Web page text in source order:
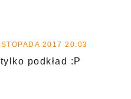
2017 20:03
podkład :P